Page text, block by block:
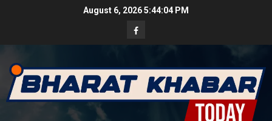
August 6, 20265:44:05 PM
Facebook